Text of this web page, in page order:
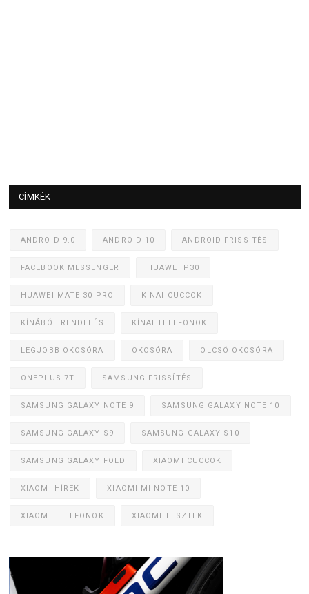
CÍMKÉK
ANDROID 9.0 ANDROID 10 ANDROID FRISSÍTÉS
FACEBOOK MESSENGER HUAWEI P30
HUAWEI MATE 30 PRO KÍNAI CUCCOK
KÍNÁBÓL RENDELÉS KÍNAI TELEFONOK
LEGJOBB OKOSÓRA OKOSÓRA OLCSÓ OKOSÓRA
ONEPLUS 7T SAMSUNG FRISSÍTÉS
SAMSUNG GALAXY NOTE 9 SAMSUNG GALAXY NOTE 10
SAMSUNG GALAXY S9 SAMSUNG GALAXY S10
SAMSUNG GALAXY FOLD XIAOMI CUCCOK
XIAOMI HÍREK XIAOMI MI NOTE 10
XIAOMI TELEFONOK XIAOMI TESZTEK